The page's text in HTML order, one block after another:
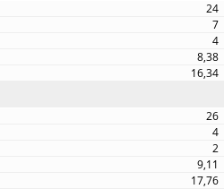
24
7
4
8,38
16,34
26
4
2
9,11
17,76